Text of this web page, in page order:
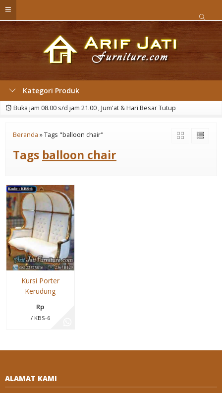
Kategori Produk
Buka jam 08.00 s/d jam 21.00 , Jum'at & Hari Besar Tutup
Beranda »Tags "balloon chair"
Tags balloon chair
Kursi Porter
Kerudung
Rp
/ KBS-6
ALAMAT KAMI